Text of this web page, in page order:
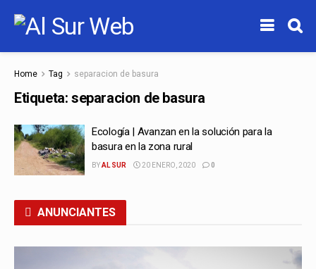
Home Tag separacion de basura
Etiqueta: separacion de basura
Ecología | Avanzan en la solución para la
basura en la zona rural
BYAL SUR 20 ENERO, 2020 0
ANUNCIANTES